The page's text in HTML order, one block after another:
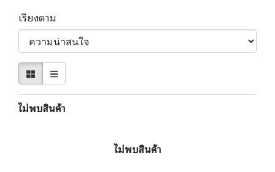
เรียงตาม
ไม่พบสินค้า
ไม่พบสินค้า